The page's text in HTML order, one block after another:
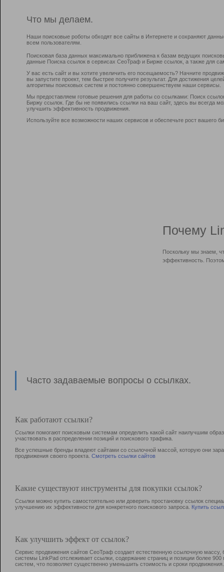
Что мы делаем.
Наши поисковые роботы обходят все сайты в Интернете и сохраняют
всем пользователям.
Поисковая база данных максимально приближена к базам ведущих
данные Поиска ссылок в сервисах СеоТраф и Бирже ссылок, а также для
У вас есть сайт и вы хотите увеличить его посещаемость? Начните
вы запустите проект, тем быстрее получите результат. Для достижения
алгоритмы поисковых систем и постоянно совершенствуем наши сервисы.
Мы предоставляем готовые решения для работы со ссылками: Поиск
Биржу ссылок. Где бы не появились ссылки на ваш сайт, здесь вы всегда
улучшить эффективность продвижения.
Используйте все возможности наших сервисов и обеспечьте рост вашего
Почему
Поскольку мы знаем,
эффективность.
Часто задаваемые вопросы о ссылках.
Как работают ссылки?
Ссылки помогают поисковым системам определить какой сайт наилучшим
участвовать в раcпределении позиций и поискового трафика.
Все успешные бренды владеют сайтами со ссылочной массой, которую они
продвижения своего проекта. Смотреть ссылки сайтов
Какие существуют инструменты для покупки ссылок?
Ссылки можно купить самостоятельно или доверить простановку ссылок
улучшению их эффективности для конкретного поискового запроса. Купить
Как улучшить эффект от ссылок?
Сервис продвижения сайтов СеоТраф создает естественную ссылочную
системы LinkPad отслеживает ссылки, содержание страниц и позиции более
систем, что позволяет существенно уменьшить стоимость и сроки продвижения.